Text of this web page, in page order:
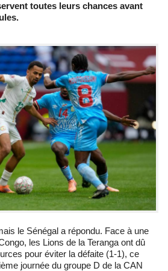
toutes leurs chances avant
les Lions de la Teranga ont dû
pour éviter la défaite (1-1), ce
journée du groupe D de la CAN